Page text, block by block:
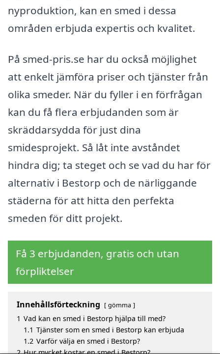
nyproduktion, kan en smed i dessa
områden erbjuda expertis och kvalitet.
På smed-pris.se har du också möjlighet
att enkelt jämföra priser och tjänster från
olika smeder. När du fyller i en förfrågan
kan du få flera erbjudanden som är
skräddarsydda för just dina
smidesprojekt. Så låt inte avståndet
hindra dig; ta steget och se vad du har för
alternativ i Bestorp och de närliggande
städerna för att hitta den perfekta
smeden för ditt projekt.
Få 3 erbjudanden, gratis och utan
förpliktelser
Innehållsförteckning gömma
1 Vad kan en smed i Bestorp hjälpa till med?
1.1 Tjänster som en smed i Bestorp kan erbjuda
1.2 Varför välja en smed i Bestorp?